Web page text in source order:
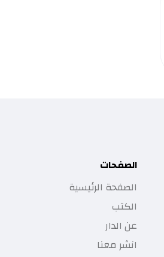
الصفحات
الصفحة الرئيسية
الكتب
عن الدار
انشر معنا